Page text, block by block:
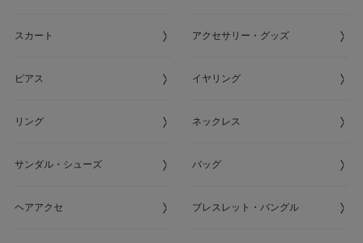
スカート アクセサリー・グッズ
ピアス イヤリング
リング ネックレス
サンダル・シューズ バッグ
ヘアアクセ ブレスレット・バングル